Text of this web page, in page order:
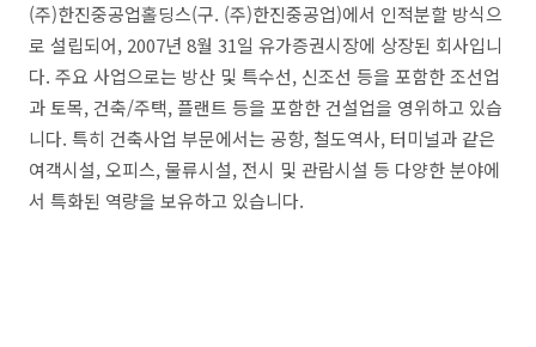
(주)한진중공업홀딩스(구. (주)한진중공업)에서 인적분할 방식으
로 설립되어, 2007년 8월 31일 유가증권시장에 상장된 회사입니
다. 주요 사업으로는 방산 및 특수선, 신조선 등을 포함한 조선업
과 토목, 건축/주택, 플랜트 등을 포함한 건설업을 영위하고 있습
니다. 특히 건축사업 부문에서는 공항, 철도역사, 터미널과 같은
여객시설, 오피스, 물류시설, 전시 및 관람시설 등 다양한 분야에
서 특화된 역량을 보유하고 있습니다.